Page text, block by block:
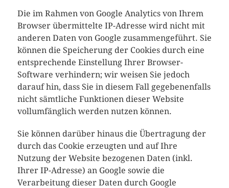
Die im Rahmen von Google Analytics von Ihrem
Browser übermittelte IP-Adresse wird nicht mit
anderen Daten von Google zusammengeführt. Sie
können die Speicherung der Cookies durch eine
entsprechende Einstellung Ihrer Browser-
Software verhindern; wir weisen Sie jedoch
darauf hin, dass Sie in diesem Fall gegebenenfalls
nicht sämtliche Funktionen dieser Website
vollumfänglich werden nutzen können.
Sie können darüber hinaus die Übertragung der
durch das Cookie erzeugten und auf Ihre
Nutzung der Website bezogenen Daten (inkl.
Ihrer IP-Adresse) an Google sowie die
Verarbeitung dieser Daten durch Google